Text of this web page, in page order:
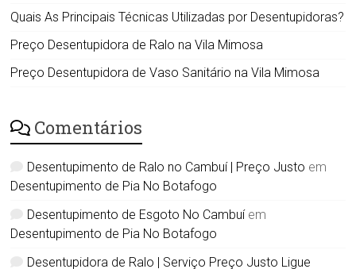
Quais As Principais Técnicas Utilizadas por Desentupidoras?
Preço Desentupidora de Ralo na Vila Mimosa
Preço Desentupidora de Vaso Sanitário na Vila Mimosa
Comentários
Desentupimento de Ralo no Cambuí | Preço Justo em
Desentupimento de Pia No Botafogo
Desentupimento de Esgoto No Cambuíem
Desentupimento de Pia No Botafogo
Desentupidora de Ralo | Serviço Preço Justo Ligue